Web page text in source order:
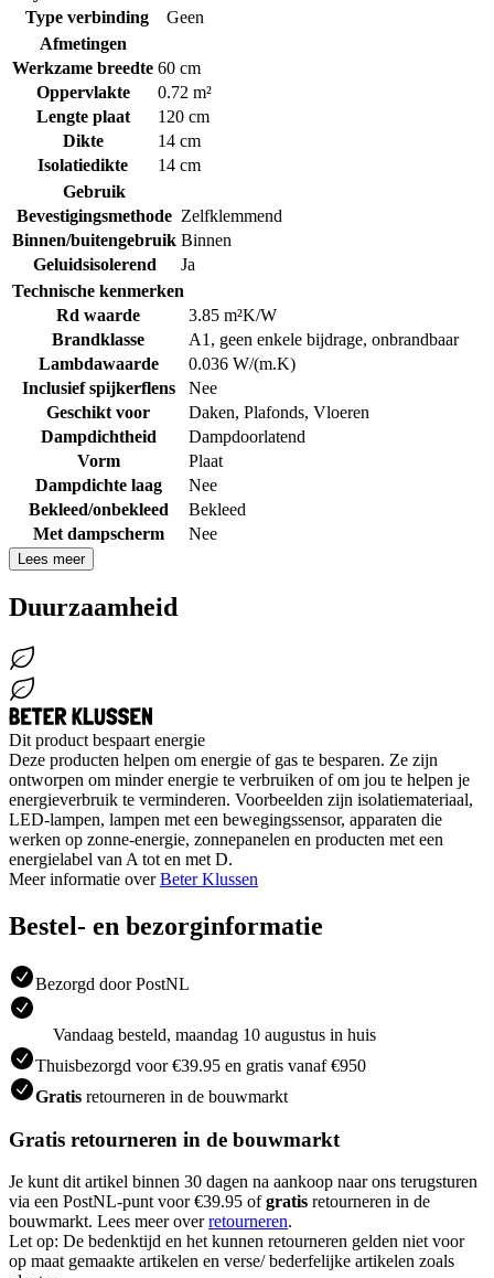
Type verbinding
Geen
Afmetingen
Werkzame breedte 60 cm
Oppervlakte
0.72 m²
Lengte plaat
120 cm
Dikte
14 cm
Isolatiedikte
14 cm
Gebruik
Bevestigingsmethode Zelfklemmend
Binnen/buitengebruik Binnen
Geluidsisolerend
Ja
Technische kenmerken
Rd waarde
3.85 m²K/W
Brandklasse
A1, geen enkele bijdrage, onbrandbaar
Lambdawaarde
0.036 W/(m.K)
Inclusief spijkerflens
Nee
Geschikt voor
Daken, Plafonds, Vloeren
Dampdichtheid
Dampdoorlatend
Vorm
Plaat
Dampdichte laag
Nee
Bekleed/onbekleed
Bekleed
Met dampscherm
Nee
Lees meer
Duurzaamheid
Dit product bespaart energie
Deze producten helpen om energie of gas te besparen. Ze zijn
ontworpen om minder energie te verbruiken of om jou te helpen je
energieverbruik te verminderen. Voorbeelden zijn isolatiemateriaal,
LED-lampen, lampen met een bewegingssensor, apparaten die
werken op zonne-energie, zonnepanelen en producten met een
energielabel van A tot en met D.
Meer informatie overBeter Klussen
Bestel- en bezorginformatie
Bezorgd door PostNL
Vandaag besteld, maandag 10 augustus in huis
Thuisbezorgd voor €39.95 en gratis vanaf €950
Gratis retourneren in de bouwmarkt
Gratis retourneren in de bouwmarkt
Je kunt dit artikel binnen 30 dagen na aankoop naar ons terugsturen
via een PostNL-punt voor €39.95 ofgratis retourneren in de
bouwmarkt. Lees meer overretourneren.
Let op: De bedenktijd en het kunnen retourneren gelden niet voor
op maat gemaakte artikelen en verse/ bederfelijke artikelen zoals